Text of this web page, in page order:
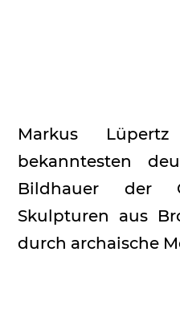
Markus
bekanntesten
Bildhauer der
Skulpturen aus
durch archaische